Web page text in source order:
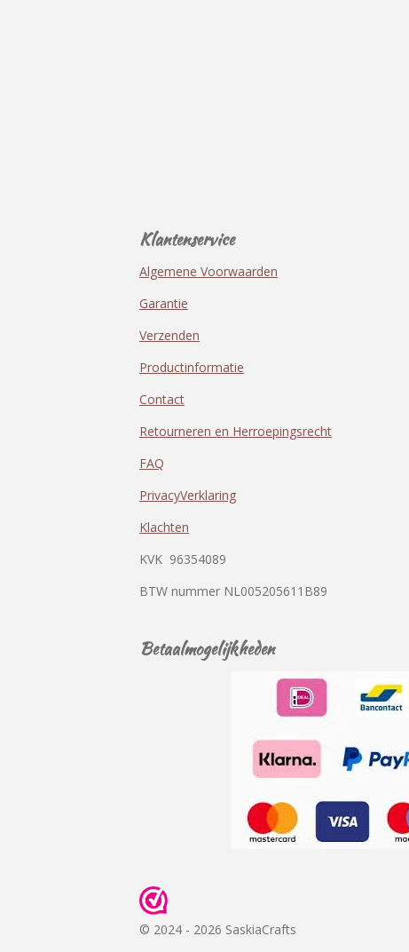
Klantenservice
Algemene Voorwaarden
Garantie
Verzenden
Productinformatie
Contact
Retourneren en Herroepingsrecht
FAQ
PrivacyVerklaring
Klachten
KVK 96354089
BTW nummer NL005205611B89
Betaalmogelijkheden
© 2024 - 2026 SaskiaCrafts